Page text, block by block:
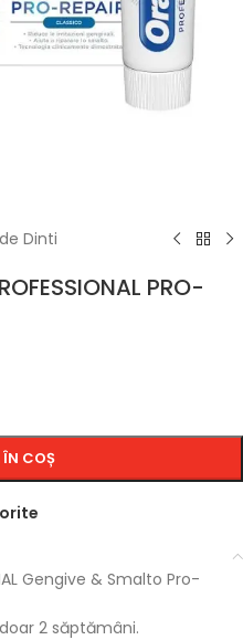
Dinti
PRO-
COȘ
Gengive & Smalto Pro-
2 săptămâni.